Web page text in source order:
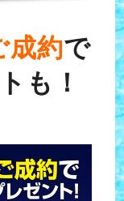
成約で
も！